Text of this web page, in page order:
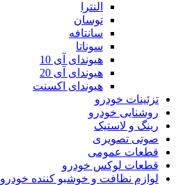
النترا
توسان
سانتافه
سوناتا
هیوندای آی 10
هیوندای آی 20
هیوندای اکسنت
تزئینات خودرو
روشنایی خودرو
رینگ و لاستیک
صوتی تصویری
قطعات عمومی
قطعات لوکس خودرو
لوازم نظافت و خوشبو کننده خودرو